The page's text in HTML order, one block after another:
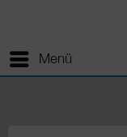
Menü